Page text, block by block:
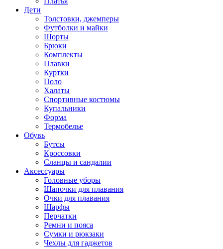
Дети
Толстовки, джемперы
Футболки и майки
Шорты
Брюки
Комплекты
Плавки
Куртки
Поло
Халаты
Спортивные костюмы
Купальники
Форма
Термобелье
Обувь
Бутсы
Кроссовки
Сланцы и сандалии
Аксессуары
Головные уборы
Шапочки для плавания
Очки для плавания
Шарфы
Перчатки
Ремни и пояса
Сумки и рюкзаки
Чехлы для гаджетов